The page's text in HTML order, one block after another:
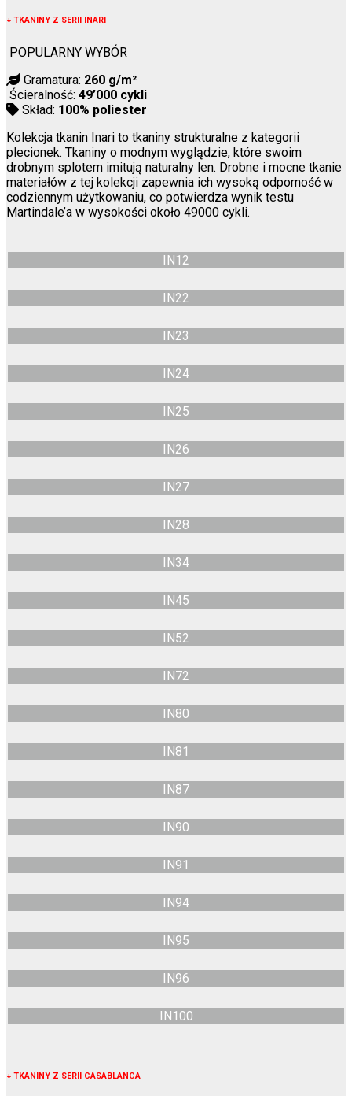
↓ TKANINY Z SERII INARI
POPULARNY WYBÓR
Gramatura: 260 g/m²
Ścieralność: 49’000 cykli
Skład: 100% poliester
Kolekcja tkanin Inari to tkaniny strukturalne z kategorii
plecionek. Tkaniny o modnym wyglądzie, które swoim
drobnym splotem imitują naturalny len. Drobne i mocne tkanie
materiałów z tej kolekcji zapewnia ich wysoką odporność w
codziennym użytkowaniu, co potwierdza wynik testu
Martindale’a w wysokości około 49000 cykli.
IN12
IN22
IN23
IN24
IN25
IN26
IN27
IN28
IN34
IN45
IN52
IN72
IN80
IN81
IN87
IN90
IN91
IN94
IN95
IN96
IN100
↓ TKANINY Z SERII CASABLANCA